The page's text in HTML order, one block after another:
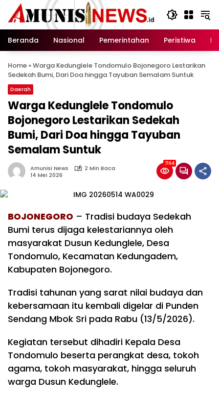
Langsung
konten
Beranda
Nasional Pemerintahan Peristiwa
Home »Warga Kedunglele Tondomulo Bojonegoro Lestarikan
Sedekah Bumi, Dari Doa hingga Tayuban Semalam Suntuk
Daerah
Warga Kedunglele Tondomulo
Bojonegoro Lestarikan Sedekah
Bumi, Dari Doa hingga Tayuban
Semalam Suntuk
Amunisi News
2 Min Baca
14 Mei 2026
7194
BOJONEGORO – Tradisi budaya Sedekah
Bumi terus dijaga kelestariannya oleh
masyarakat Dusun Kedunglele, Desa
Tondomulo, Kecamatan Kedungadem,
Kabupaten Bojonegoro.
Tradisi tahunan yang sarat nilai budaya dan
kebersamaan itu kembali digelar di Punden
Sendang Mbok Sri pada Rabu (13/5/2026).
Kegiatan tersebut dihadiri Kepala Desa
Tondomulo beserta perangkat desa, tokoh
agama, tokoh masyarakat, hingga seluruh
warga Dusun Kedunglele.